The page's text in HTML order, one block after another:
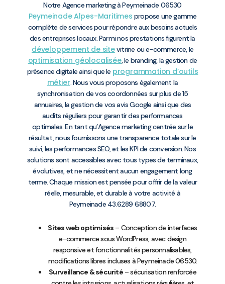
Notre Agence marketing à Peymeinade 06530
PeymeinadeAlpes-Maritimes propose une gamme
complète de services pour répondre aux besoins actuels
des entreprises locaux. Parmi nos prestations figurent la
développement de sitevitrine ou e-commerce, le
optimisation géolocalisée, le branding, la gestion de
présence digitale ainsi que le programmation d’outils
métier. Nous vous proposons également la
synchronisation de vos coordonnées sur plus de 15
annuaires, la gestion de vos avis Google ainsi que des
audits réguliers pour garantir des performances
optimales. En tant qu’Agence marketing centrée sur le
résultat, nous fournissons une transparence totale sur le
suivi, les performances SEO, et les KPI de conversion. Nos
solutions sont accessibles avec tous types de terminaux,
évolutives, et ne nécessitent aucun engagement long
terme. Chaque mission est pensée pour offrir de la valeur
réelle, mesurable, et durable à votre activité à
Peymeinade 43.6289 6.8807.
Sites web optimisés – Conception de interfaces
e-commerce sous WordPress, avec design
responsive et fonctionnalités personnalisables,
modifications libres incluses à Peymeinade 06530.
Surveillance & sécurité– sécurisation renforcée